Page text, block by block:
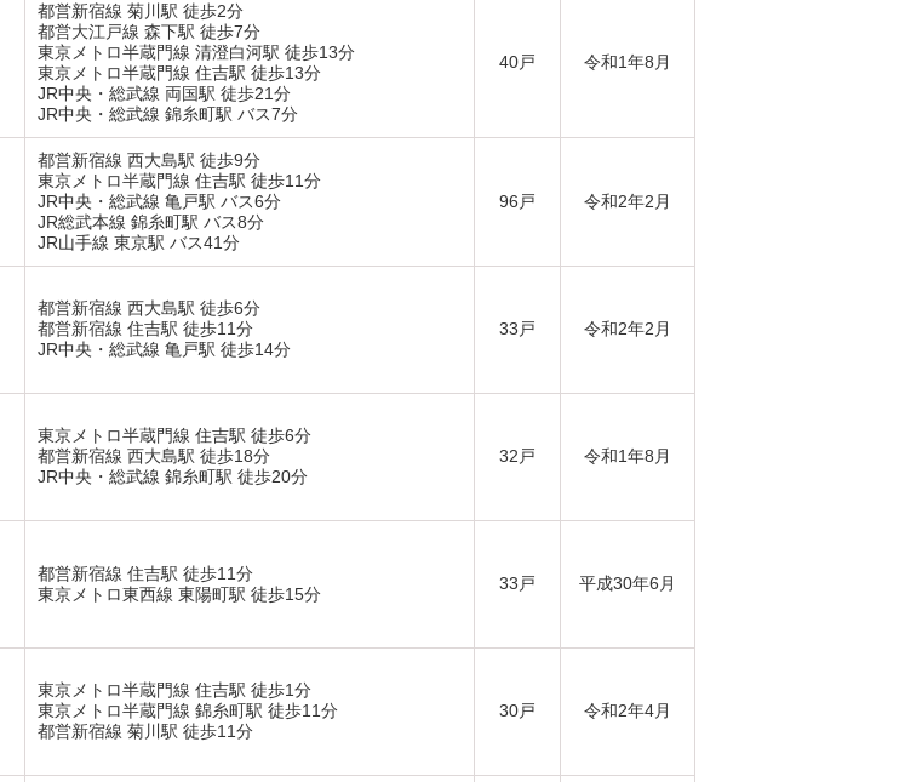
都営新宿線 菊川駅 徒歩2分
都営大江戸線 森下駅 徒歩7分
東京メトロ半蔵門線 清澄白河駅 徒歩13分
東京メトロ半蔵門線 住吉駅 徒歩13分
JR中央・総武線 両国駅 徒歩21分
JR中央・総武線 錦糸町駅 バス7分
40戸 令和1年8月
都営新宿線 西大島駅 徒歩9分
東京メトロ半蔵門線 住吉駅 徒歩11分
JR中央・総武線 亀戸駅 バス6分
JR総武本線 錦糸町駅 バス8分
JR山手線 東京駅 バス41分
96戸 令和2年2月
都営新宿線 西大島駅 徒歩6分
都営新宿線 住吉駅 徒歩11分
JR中央・総武線 亀戸駅 徒歩14分
33戸 令和2年2月
東京メトロ半蔵門線 住吉駅 徒歩6分
都営新宿線 西大島駅 徒歩18分
JR中央・総武線 錦糸町駅 徒歩20分
32戸 令和1年8月
都営新宿線 住吉駅 徒歩11分
東京メトロ東西線 東陽町駅 徒歩15分
33戸 平成30年6月
東京メトロ半蔵門線 住吉駅 徒歩1分
東京メトロ半蔵門線 錦糸町駅 徒歩11分
都営新宿線 菊川駅 徒歩11分
30戸 令和2年4月